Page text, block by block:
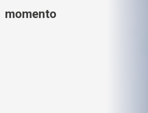
Contatti
momento